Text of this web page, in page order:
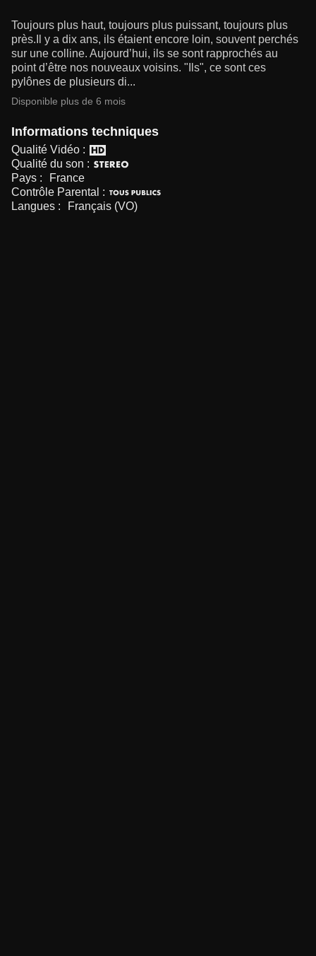
Toujours plus haut, toujours plus puissant, toujours plus
près.Il y a dix ans, ils étaient encore loin, souvent perchés
sur une colline. Aujourd’hui, ils se sont rapprochés au
point d’être nos nouveaux voisins. "Ils", ce sont ces
pylônes de plusieurs di...
Disponible plus de 6 mois
Informations techniques
Qualité Vidéo :
Qualité du son :
Pays :
France
Contrôle Parental :
Langues :
Français (VO)